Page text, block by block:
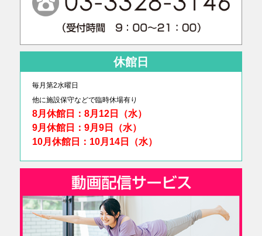
休館日
毎月第2水曜日
他に施設保守などで臨時休場有り
8月休館日：8月12日（水）
9月休館日：9月9日（水）
10月休館日：10月14日（水）